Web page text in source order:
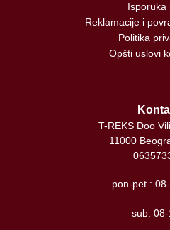
Isporuka
Reklamacije i
Politika
Opšti uslovi
T-REKS Doo
11000
pon-pet :
sub: